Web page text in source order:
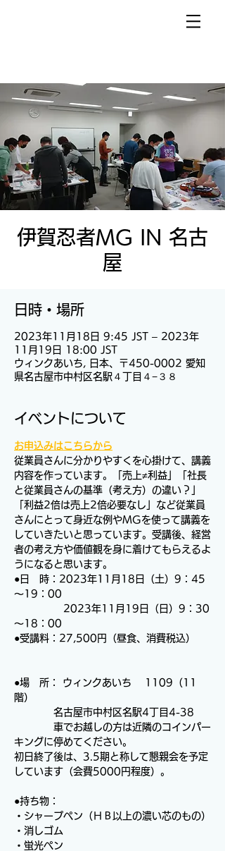
伊賀忍者MG IN 名古
屋
日時・場所
2023年11月18日 9:45 JST – 2023年
11月19日 18:00 JST
ウィンクあいち, 日本、〒450-0002 愛知
県名古屋市中村区名駅４丁目４−３８
イベントについて
お申込みはこちらから
従業員さんに分かりやすくを心掛けて、講義
内容を作っています。「売上≠利益」「社長
と従業員さんの基準（考え方）の違い？」
「利益2倍は売上2倍必要なし」など従業員
さんにとって身近な例やMGを使って講義を
していきたいと思っています。受講後、経営
者の考え方や価値観を身に着けてもらえるよ
うになると思います。
●日　時：2023年11月18日（土）9：45
～19：00
2023年11月19日（日）9：30
～18：00
●受講料：27,500円（昼食、消費税込）
●場　所： ウィンクあいち 　1109（11
階）
名古屋市中村区名駅4丁目4-38
車でお越しの方は近隣のコインパー
キングに停めてください。
初日終了後は、3.5期と称して懇親会を予定
しています（会費5000円程度）。
●持ち物：
・シャープペン（ＨＢ以上の濃い芯のもの）
・消しゴム
・蛍光ペン